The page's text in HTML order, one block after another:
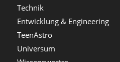
Technik
Entwicklung & Engineering
TeenAstro
Universum